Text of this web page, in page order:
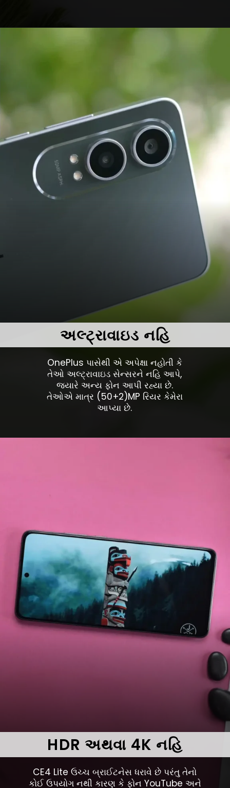
OnePlus પાસેથી એ અપેક્ષા નહોતી કે
તેઓ અલ્ટ્રાવાઇડ સેન્સરને નહિ આપે,
જ્યારે અન્ય ફોન આપી રહ્યા છે.
તેઓએ માત્ર (50+2)MP રિયર કેમેરા
આપ્યા છે.
અલ્ટ્રાવાઇડ નહિ
CE4 Lite ઉચ્ચ બ્રાઈટનેસ ધરાવે છે પરંતુ તેનો
કોઈ ઉપયોગ નથી કારણ કે ફોન YouTube અને
HDR અથવા 4K નહિ